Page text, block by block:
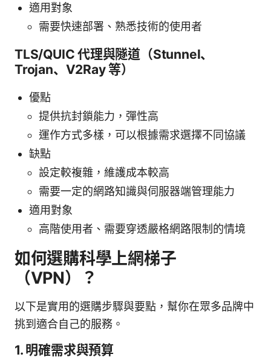
適用對象
需要快速部署、熟悉技術的使用者
TLS/QUIC 代理與隧道（Stunnel、
Trojan、V2Ray 等）
優點
提供抗封鎖能力，彈性高
運作方式多樣，可以根據需求選擇不同協議
缺點
設定較複雜，維護成本較高
需要一定的網路知識與伺服器端管理能力
適用對象
高階使用者、需要穿透嚴格網路限制的情境
如何選購科學上網梯子
（VPN）？
以下是實用的選購步驟與要點，幫你在眾多品牌中
挑到適合自己的服務。
1. 明確需求與預算